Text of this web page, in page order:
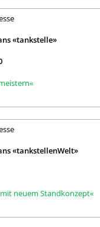
«tankstelle»
«tankstellenWelt»
neuem Standkonzept«